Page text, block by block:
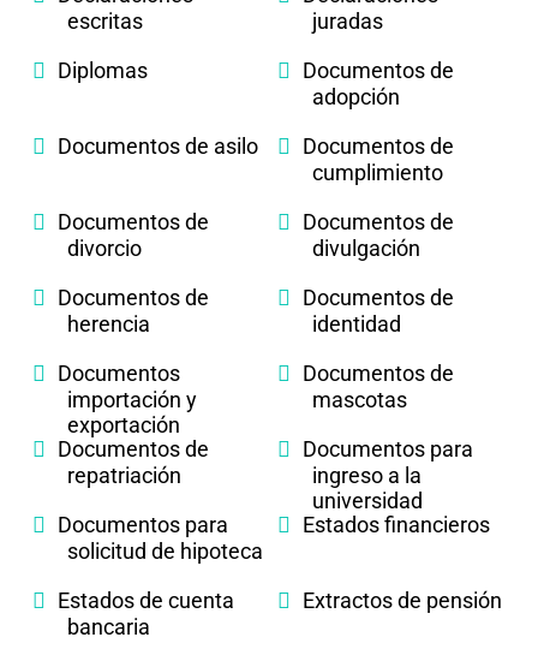
escritas
juradas
Diplomas
Documentos de
adopción
Documentos de asilo
Documentos de
cumplimiento
Documentos de
divorcio
Documentos de
divulgación
Documentos de
herencia
Documentos de
identidad
Documentos
importación y
exportación
Documentos de
mascotas
Documentos de
repatriación
Documentos para
ingreso a la
universidad
Documentos para
solicitud de hipoteca
Estados financieros
Estados de cuenta
bancaria
Extractos de pensión